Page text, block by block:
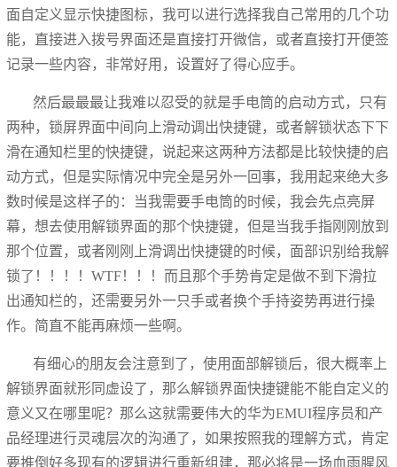
面自定义显示快捷图标，我可以进行选择我自己常用的几个功
能，直接进入拨号界面还是直接打开微信，或者直接打开便签
记录一些内容，非常好用，设置好了得心应手。
然后最最最让我难以忍受的就是手电筒的启动方式，只有
两种，锁屏界面中间向上滑动调出快捷键，或者解锁状态下下
滑在通知栏里的快捷键，说起来这两种方法都是比较快捷的启
动方式，但是实际情况中完全是另外一回事，我用起来绝大多
数时候是这样子的：当我需要手电筒的时候，我会先点亮屏
幕，想去使用解锁界面的那个快捷键，但是当我手指刚刚放到
那个位置，或者刚刚上滑调出快捷键的时候，面部识别给我解
锁了！！！！WTF！！！而且那个手势肯定是做不到下滑拉
出通知栏的，还需要另外一只手或者换个手持姿势再进行操
作。简直不能再麻烦一些啊。
有细心的朋友会注意到了，使用面部解锁后，很大概率上
解锁界面就形同虚设了，那么解锁界面快捷键能不能自定义的
意义又在哪里呢？那么这就需要伟大的华为EMUI程序员和产
品经理进行灵魂层次的沟通了，如果按照我的理解方式，肯定
要推倒好多现有的逻辑进行重新组建，那必将是一场血雨腥风